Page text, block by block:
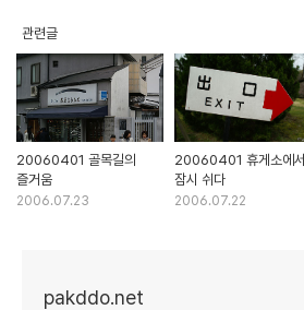
관련글
20060401 골목길의
즐거움
2006.07.23
20060401 휴게소에서
잠시 쉬다
2006.07.22
pakddo.net